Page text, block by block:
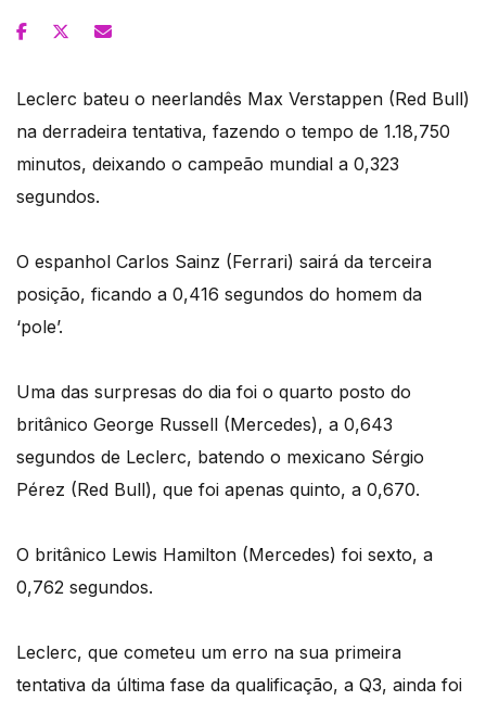
Leclerc bateu o neerlandês Max Verstappen (Red Bull)
na derradeira tentativa, fazendo o tempo de 1.18,750
minutos, deixando o campeão mundial a 0,323
segundos.
O espanhol Carlos Sainz (Ferrari) sairá da terceira
posição, ficando a 0,416 segundos do homem da
‘pole’.
Uma das surpresas do dia foi o quarto posto do
britânico George Russell (Mercedes), a 0,643
segundos de Leclerc, batendo o mexicano Sérgio
Pérez (Red Bull), que foi apenas quinto, a 0,670.
O britânico Lewis Hamilton (Mercedes) foi sexto, a
0,762 segundos.
Leclerc, que cometeu um erro na sua primeira
tentativa da última fase da qualificação, a Q3, ainda foi